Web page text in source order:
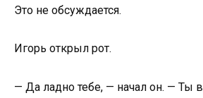
Это не обсуждается.
Игорь открыл рот.
— Да ладно тебе, — начал он. — Ты